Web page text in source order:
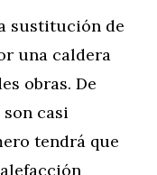
sustitución de
una caldera
obras. De
casi
tendrá que